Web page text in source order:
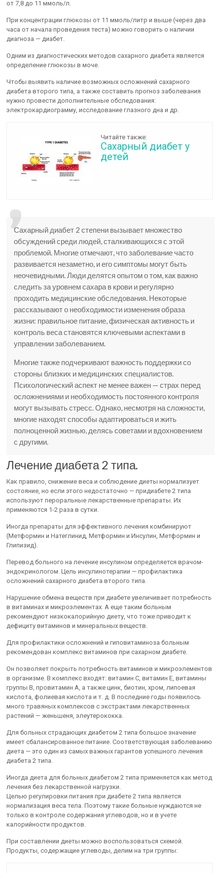
от 7,8 до 11 ммоль/л.
При концентрации глюкозы от 11 ммоль/литр и выше (через два
часа от начала проведения теста) можно говорить о наличии
диагноза — диабет.
Одним из диагностических методов сахарного диабета является
определение глюкозы в моче.
Чтобы выявить наличие возможных осложнений сахарного
диабета второго типа, а также составить прогноз заболевания
нужно провести дополнительные обследования:
электрокардиограмму, исследование глазного дна и др.
Читайте также:
Сахарный диабет у
детей
Сахарный диабет 2 степени вызывает множество
обсуждений среди людей, сталкивающихся с этой
проблемой. Многие отмечают, что заболевание часто
развивается незаметно, и его симптомы могут быть
неочевидными. Люди делятся опытом о том, как важно
следить за уровнем сахара в крови и регулярно
проходить медицинские обследования. Некоторые
рассказывают о необходимости изменения образа
жизни: правильное питание, физическая активность и
контроль веса становятся ключевыми аспектами в
управлении заболеванием.
Многие также подчеркивают важность поддержки со
стороны близких и медицинских специалистов.
Психологический аспект не менее важен — страх перед
осложнениями и необходимость постоянного контроля
могут вызывать стресс. Однако, несмотря на сложности,
многие находят способы адаптироваться и жить
полноценной жизнью, делясь советами и вдохновением
с другими.
Лечение диабета 2 типа.
Как правило, снижение веса и соблюдение диеты нормализует
состояние, но если этого недостаточно — придиабете 2 типа
используют пероральные лекарственные препараты. Их
применяются 1-2 раза в сутки.
Иногда препараты для эффективного лечения комбинируют
(Метформин и Натеглинид, Метформин и Инсулин, Метформин и
Глипизид).
Перевод больного на лечение инсулином определяется врачом-
эндокринологом. Цель инсулинотерапии — профилактика
осложнений сахарного диабета второго типа.
Нарушение обмена веществ при диабете увеличивает потребность
в витаминах и микроэлементах. А еще таким больным
рекомендуют низкокалорийную диету, что тоже приводит к
дефициту витаминов и минеральных веществ.
Для профилактики осложнений и гиповитаминоза больным
рекомендован комплекс витаминов при сахарном диабете.
Он позволяет покрыть потребность витаминов и микроэлементов
в организме. В комплекс входят: витамин С, витамин Е, витамины
группы В, провитамин А, а также цинк, биотин, хром, липоевая
кислота, фолиевая кислота и т. д. В последние годы появилось
много травяных комплексов с экстрактами лекарственных
растений — женьшеня, элеутерококка.
Для больных страдающих диабетом 2 типа большое значение
имеет сбалансированное питание. Соответствующая заболеванию
диета — это один из самых важных гарантов успешного лечения
диабета 2 типа.
Иногда диета для больных диабетом 2 типа применяется как метод
лечения без лекарственной нагрузки.
Целью регулировки питания при диабете 2 типа является
нормализация веса тела. Поэтому такие больные нуждаются не
только в контроле содержания углеводов, но и в учете
калорийности продуктов.
При составлении диеты можно воспользоваться схемой.
Продукты, содержащие углеводы, делим на три группы: